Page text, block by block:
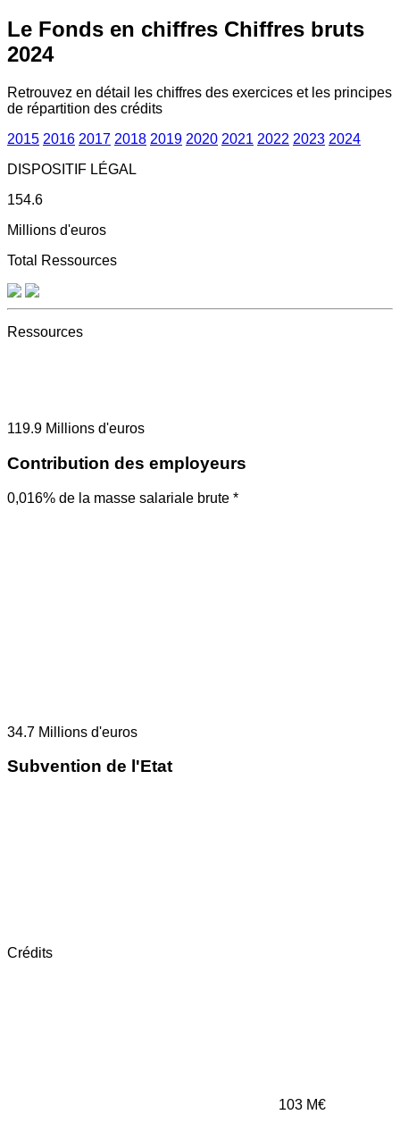
Le Fonds en chiffres Chiffres bruts
2024
Retrouvez en détail les chiffres des exercices et les principes
de répartition des crédits
2015 2016 2017 2018 2019 2020 2021 2022 2023 2024
DISPOSITIF LÉGAL
154.6
Millions d'euros
Total Ressources
Ressources
119.9 Millions d'euros
Contribution des employeurs
0,016% de la masse salariale brute *
34.7 Millions d'euros
Subvention de l'Etat
Crédits
103 M€